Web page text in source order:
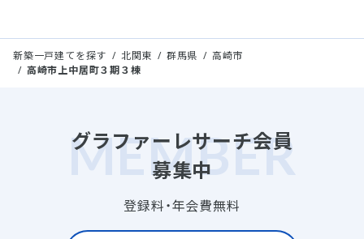
新築一戸建てを探す 北関東 群馬県
高崎市
高崎市上中居町３期３棟
グラファーレサーチ会員
募集中
登録料・年会費無料